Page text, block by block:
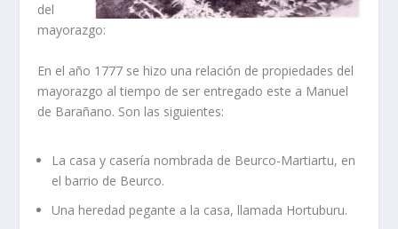
del
mayorazgo:
En el año 1777 se hizo una relación de propiedades del
mayorazgo al tiempo de ser entregado este a Manuel
de Barañano. Son las siguientes:
La casa y caserí­a nombrada de Beurco-Martiartu, en
el barrio de Beurco.
Una heredad pegante a la casa, llamada Hortuburu.